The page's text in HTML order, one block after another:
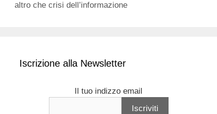
altro che crisi dell’informazione
Iscrizione alla Newsletter
Il tuo indizzo email